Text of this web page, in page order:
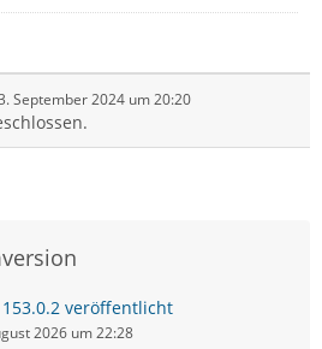
September 2024 um 20:20
veröffentlicht
2026 um 22:28